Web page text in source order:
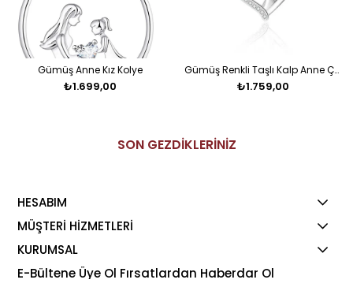
Gümüş Anne Kız Kolye
₺1.699,00
Gümüş Renkli Taşlı Kalp Anne Çocuk Kolye
₺1.759,00
SON GEZDİKLERİNİZ
HESABIM
MÜŞTERİ HİZMETLERİ
KURUMSAL
E-Bültene Üye Ol Fırsatlardan Haberdar Ol